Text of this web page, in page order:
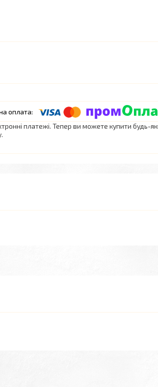
платежі. Тепер ви можете купити будь-